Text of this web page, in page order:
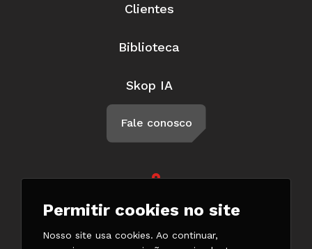
Clientes
Biblioteca
Skop IA
Fale conosco
de Janeiro - RJ CEP 21011-500
(21) 3147-7777
Permitir cookies no site
Nosso site usa cookies. Ao continuar,